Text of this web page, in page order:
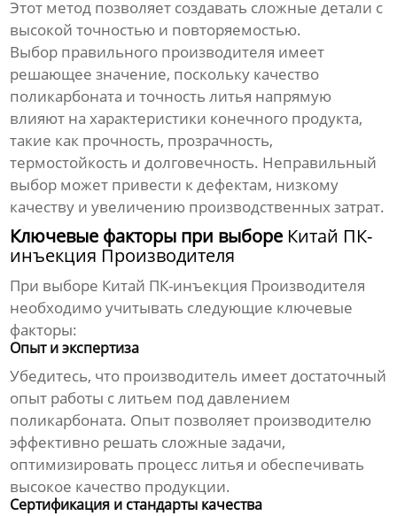
Этот метод позволяет создавать сложные детали с
высокой точностью и повторяемостью.
Выбор правильного производителя имеет
решающее значение, поскольку качество
поликарбоната и точность литья напрямую
влияют на характеристики конечного продукта,
такие как прочность, прозрачность,
термостойкость и долговечность. Неправильный
выбор может привести к дефектам, низкому
качеству и увеличению производственных затрат.
Ключевые факторы при выборе Китай ПК-
инъекция Производителя
При выборе Китай ПК-инъекция Производителя
необходимо учитывать следующие ключевые
факторы:
Опыт и экспертиза
Убедитесь, что производитель имеет достаточный
опыт работы с литьем под давлением
поликарбоната. Опыт позволяет производителю
эффективно решать сложные задачи,
оптимизировать процесс литья и обеспечивать
высокое качество продукции.
Сертификация и стандарты качества